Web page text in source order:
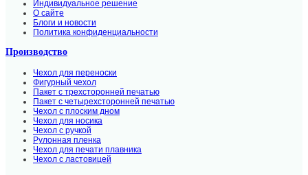
Индивидуальное решение
О сайте
Блоги и новости
Политика конфиденциальности
Производство
Чехол для переноски
Фигурный чехол
Пакет с трехсторонней печатью
Пакет с четырехсторонней печатью
Чехол с плоским дном
Чехол для носика
Чехол с ручкой
Рулонная пленка
Чехол для печати плавника
Чехол с ластовицей